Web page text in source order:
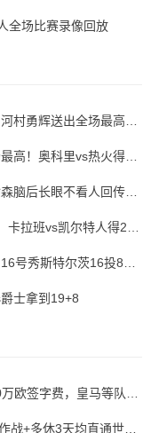
全场比赛录像回放
[河村勇辉集锦-腾讯视频] 穿针引线！河村勇辉送出全场最高12助攻 8中2拿到5分5板
[奥科里个人集锦-腾讯视频] 空砍全场最高！奥科里vs热火得27分4板
[杨瀚森妙助-腾讯视频] 十佳球！杨瀚森脑后长眼不看人回传助队友暴扣
[卡拉班个人集锦-腾讯视频] 5记三分！卡拉班vs凯尔特人得21+8
[斯特尔茨集锦-腾讯视频] 三分没开！16号秀斯特尔茨16投8中&三分8中2得到22分2板6助
士拿到19+8
记者：拜仁无意支付于帕要求的2000万欧签字费，皇马等队愿意支付
亚足联安排引众怒沙特、卡塔尔主场作战+多休3天均直通世界杯